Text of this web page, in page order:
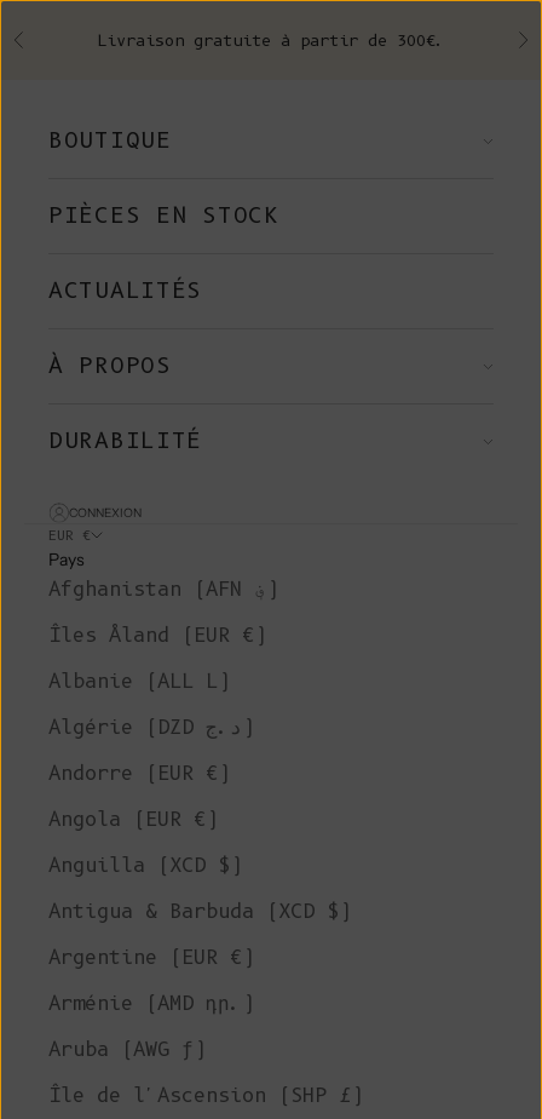
Précédent Livraison gratuite à partir de 300€.
BOUTIQUE
PIÈCES EN STOCK
ACTUALITÉS
À PROPOS
DURABILITÉ
CONNEXION
EUR €
Pays
Afghanistan (AFN ؋)
Îles Åland (EUR €)
Albanie (ALL L)
Algérie (DZD د.ج)
Andorre (EUR €)
Angola (EUR €)
Anguilla (XCD $)
Antigua & Barbuda (XCD $)
Argentine (EUR €)
Arménie (AMD դր.)
Aruba (AWG ƒ)
Île de l'Ascension (SHP £)